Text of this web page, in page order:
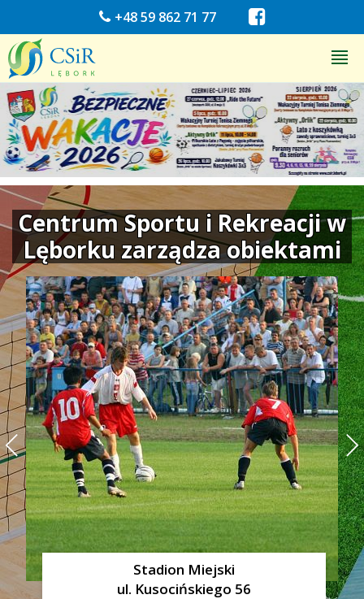
+48 59 862 71 77
Pływalnia Miejska
"Rafa"
Stadion Miejski
Miejska Hala Sportowa
Kompleks Rekreacyjny
Centrum Sportu i Rekreacji w
Lęborku zarządza obiektami
Miejska Hala Sportowa
ul. Piotra Skargi 52